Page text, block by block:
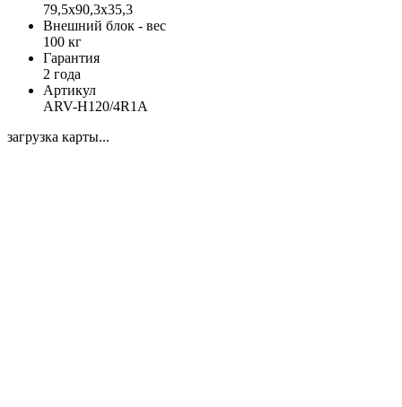
79,5x90,3x35,3
Внешний блок - вес
100 кг
Гарантия
2 года
Артикул
ARV-H120/4R1A
загрузка карты...